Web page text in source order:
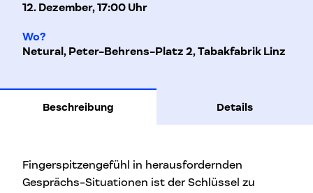
12. Dezember, 17:00 Uhr
Wo?
Netural, Peter-Behrens-Platz 2, Tabakfabrik Linz
Beschreibung Details
Fingerspitzengefühl in herausfordernden
Gesprächs-Situationen ist der Schlüssel zu